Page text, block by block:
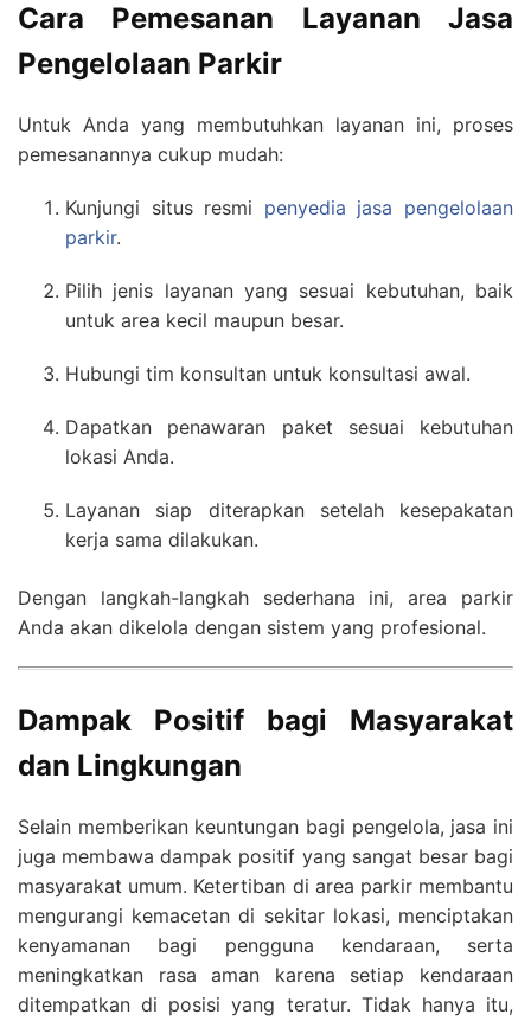
Cara Pemesanan Layanan Jasa
Pengelolaan Parkir
Untuk Anda yang membutuhkan layanan ini, proses
pemesanannya cukup mudah:
Kunjungi situs resmi penyedia jasa pengelolaan
parkir.
Pilih jenis layanan yang sesuai kebutuhan, baik
untuk area kecil maupun besar.
Hubungi tim konsultan untuk konsultasi awal.
Dapatkan penawaran paket sesuai kebutuhan
lokasi Anda.
Layanan siap diterapkan setelah kesepakatan
kerja sama dilakukan.
Dengan langkah-langkah sederhana ini, area parkir
Anda akan dikelola dengan sistem yang profesional.
Dampak Positif bagi Masyarakat
dan Lingkungan
Selain memberikan keuntungan bagi pengelola, jasa ini
juga membawa dampak positif yang sangat besar bagi
masyarakat umum. Ketertiban di area parkir membantu
mengurangi kemacetan di sekitar lokasi, menciptakan
kenyamanan bagi pengguna kendaraan, serta
meningkatkan rasa aman karena setiap kendaraan
ditempatkan di posisi yang teratur. Tidak hanya itu,